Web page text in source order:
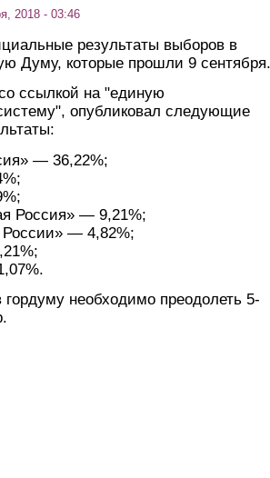
2018 - 03:46
результаты выборов в
Думу, которые прошли 9 сентября.
ссылкой на "единую
опубликовал следующие
— 36,22%;
Россия» — 9,21%;
— 4,82%;
необходимо преодолеть 5-